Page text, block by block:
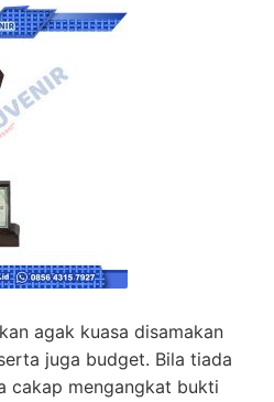
agak kuasa disamakan
juga budget. Bila tiada
cakap mengangkat bukti